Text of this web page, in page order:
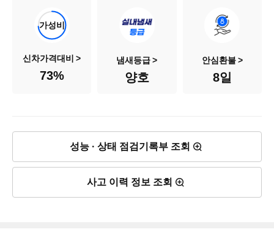
가솔린
배기량 1,969cc
가성비
신차가격대비
73%
냄새등급
양호
안심환불
8일
성능 · 상태 점검기록부 조회
사고 이력 정보 조회